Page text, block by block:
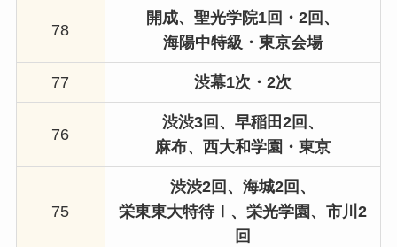
78
開成、 聖光学院1回・2回 、
海陽中特級・東京会場
77 渋幕1次・2次
76
渋渋3回、 早稲田2回、
麻布、西大和学園・東京
75
渋渋2回、 海城2回、
栄東東大特待Ⅰ、 栄光学園、市川2
回